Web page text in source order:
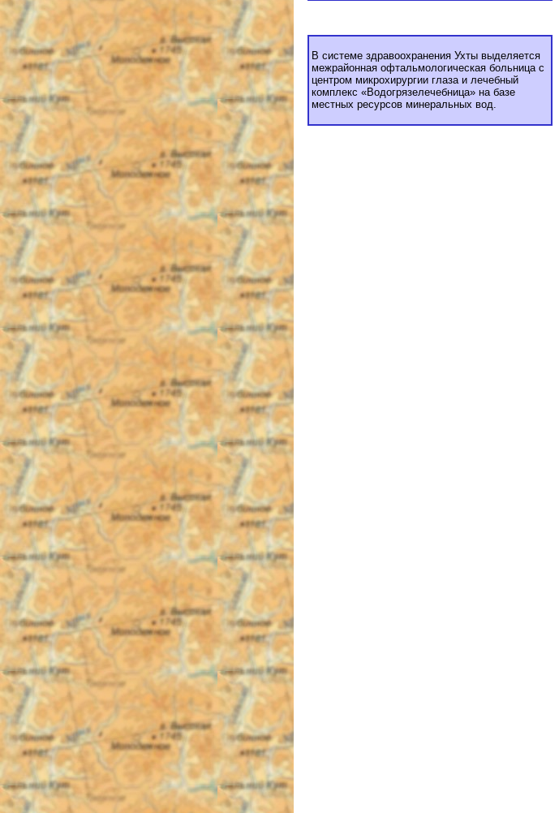
В системе здравоохранения Ухты выделяется
межрайонная офтальмологическая больница с
центром микрохирургии глаза и лечебный
комплекс «Водогрязелечебница» на базе
местных ресурсов минеральных вод.